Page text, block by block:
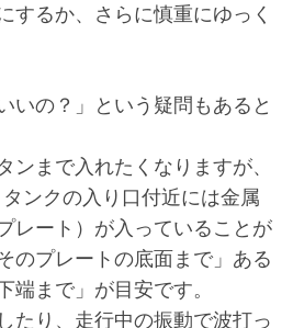
するか、さらに慎重にゆっく
いの？」という疑問もあると
ンまで入れたくなりますが、
ンクの入り口付近には金属
レート）が入っていることが
のプレートの底面まで」ある
端まで」が目安です。
たり、走行中の振動で波打っ